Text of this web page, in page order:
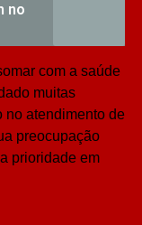
no
com a saúde
muitas
no atendimento de
preocupação
prioridade em